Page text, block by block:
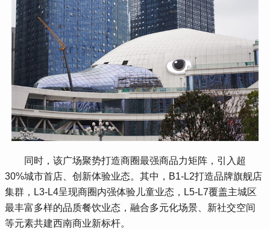
同时，该广场聚势打造商圈最强商品力矩阵，引入超
30%城市首店、创新体验业态。其中，B1-L2打造品牌旗舰店
集群，L3-L4呈现商圈内强体验儿童业态，L5-L7覆盖主城区
最丰富多样的品质餐饮业态，融合多元化场景、新社交空间
等元素共建西南商业新标杆。